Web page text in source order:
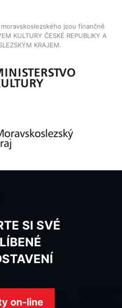
jsou finančně
KULTURY ČESKÉ REPUBLIKY A
KRAJEM.
SI SVÉ
on-line